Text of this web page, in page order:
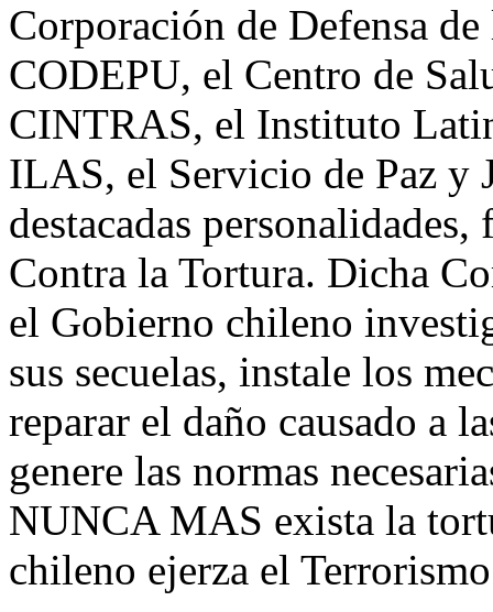
Corporación de Defensa
CODEPU, el Centro de
CINTRAS, el Instituto
ILAS, el Servicio de Paz y
destacadas
Contra la Tortura. Dicha
el Gobierno chileno
sus secuelas, instale los
reparar el daño causado a
genere las normas
NUNCA MAS exista la
chileno ejerza el